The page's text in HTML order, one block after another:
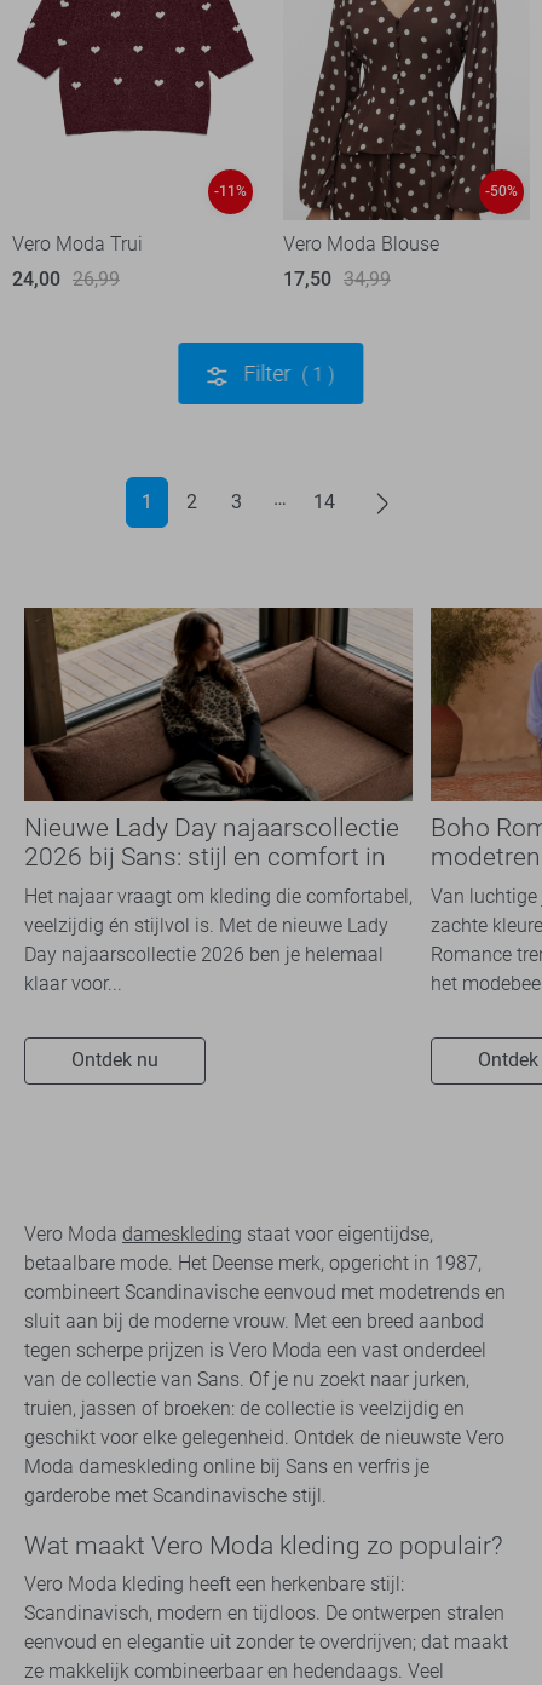
-11%
Vero Moda Trui
24,00 26,99
-50%
Vero Moda Blouse
17,50 34,99
Filter 1
1 2 3 14
Nieuwe Lady Day najaarscollectie
2026 bij Sans: stijl en comfort in
travelkwaliteit
Het najaar vraagt om kleding die comfortabel,
veelzijdig én stijlvol is. Met de nieuwe Lady
Day najaarscollectie 2026 ben je helemaal
klaar voor...
Ontdek nu
Boho
overal
Van luchtige
zachte
Romance
het
Vero Moda dameskleding staat voor eigentijdse,
betaalbare mode. Het Deense merk, opgericht in 1987,
combineert Scandinavische eenvoud met modetrends en
sluit aan bij de moderne vrouw. Met een breed aanbod
tegen scherpe prijzen is Vero Moda een vast onderdeel
van de collectie van Sans. Of je nu zoekt naar jurken,
truien, jassen of broeken: de collectie is veelzijdig en
geschikt voor elke gelegenheid. Ontdek de nieuwste Vero
Moda dameskleding online bij Sans en verfris je
garderobe met Scandinavische stijl.
Wat maakt Vero Moda kleding zo populair?
Vero Moda kleding heeft een herkenbare stijl:
Scandinavisch, modern en tijdloos. De ontwerpen stralen
eenvoud en elegantie uit zonder te overdrijven; dat maakt
ze makkelijk combineerbaar en hedendaags. Veel